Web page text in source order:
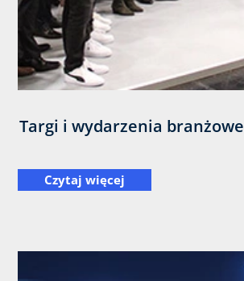
Targi i wydarzenia branżowe
Czytaj więcej